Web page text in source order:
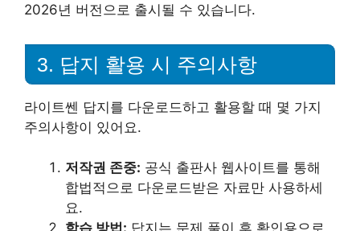
2026년 버전으로 출시될 수 있습니다.
3. 답지 활용 시 주의사항
라이트쎈 답지를 다운로드하고 활용할 때 몇 가지
주의사항이 있어요.
저작권 존중: 공식 출판사 웹사이트를 통해
합법적으로 다운로드받은 자료만 사용하세
요.